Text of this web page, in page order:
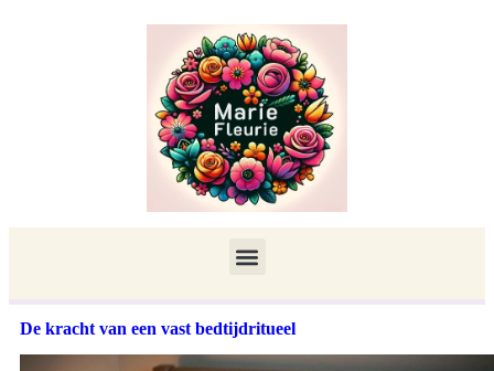
De kracht van een vast bedtijdritueel